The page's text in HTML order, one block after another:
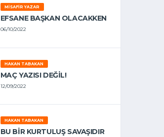
MISAFIR YAZAR
EFSANE BAŞKAN OLACAKKEN
06/10/2022
HAKAN TABAKAN
MAÇ YAZISI DEĞİL!
12/09/2022
HAKAN TABAKAN
BU BİR KURTULUŞ SAVAŞIDIR